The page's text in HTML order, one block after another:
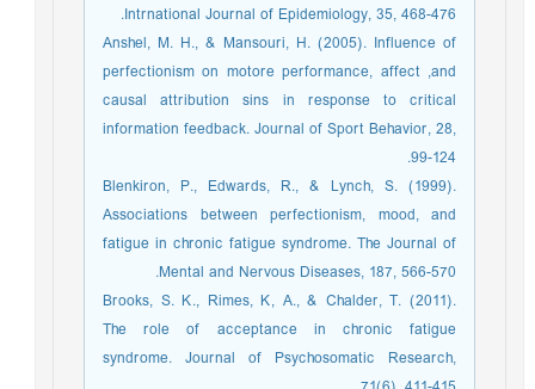
Intrnational Journal of Epidemiology, 35, 468-476.
Anshel, M. H., & Mansouri, H. (2005). Influence of
perfectionism on motore performance, affect ,and
causal attribution sins in response to critical
information feedback. Journal of Sport Behavior, 28,
99-124.
Blenkiron, P., Edwards, R., & Lynch, S. (1999).
Associations between perfectionism, mood, and
fatigue in chronic fatigue syndrome. The Journal of
Mental and Nervous Diseases, 187, 566-570.
Brooks, S. K., Rimes, K, A., & Chalder, T. (2011).
The role of acceptance in chronic fatigue
syndrome. Journal of Psychosomatic Research,